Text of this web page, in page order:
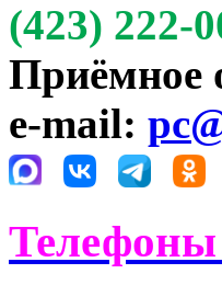
(423) 222-
Приёмное
e-mail:
Телефоны